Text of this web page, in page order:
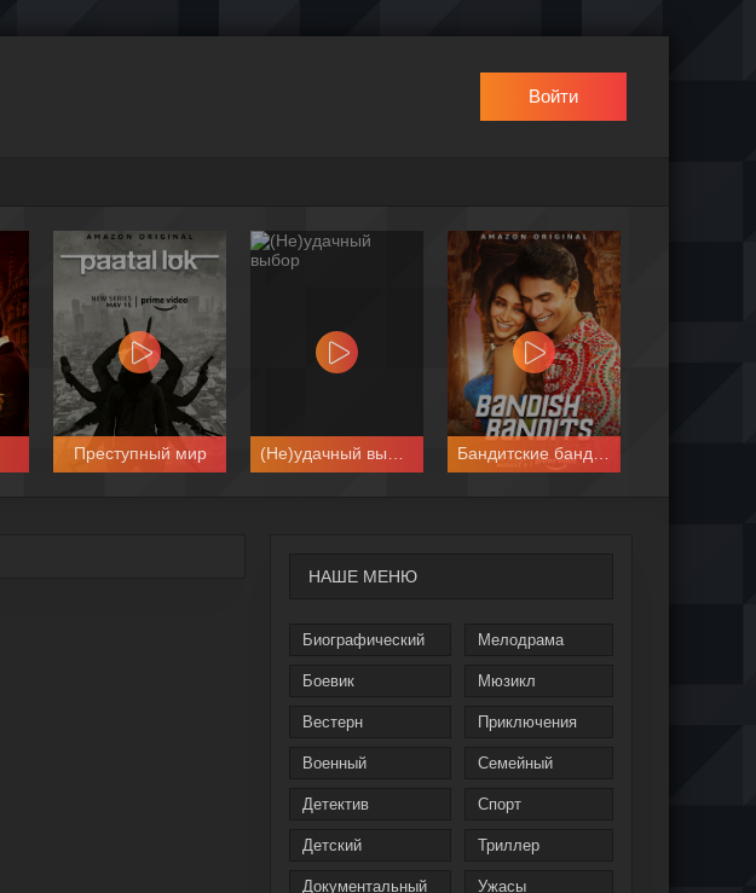
Войти
Преступный мир
НАШЕ МЕНЮ
Биографический
Боевик
Вестерн
Военный
Детектив
Детский
Документальный
Мелодрама
Мюзикл
Приключения
Семейный
Спорт
Триллер
Ужасы